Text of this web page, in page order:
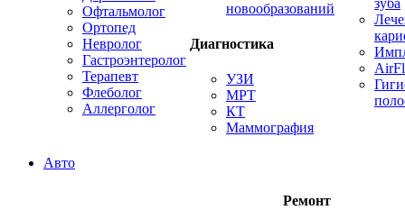
Офтальмолог
Ортопед
Невролог
Гастроэнтеролог
Терапевт
Флеболог
Аллерголог
новообразований
Диагностика
УЗИ
МРТ
КТ
Маммография
Авто
Ремонт